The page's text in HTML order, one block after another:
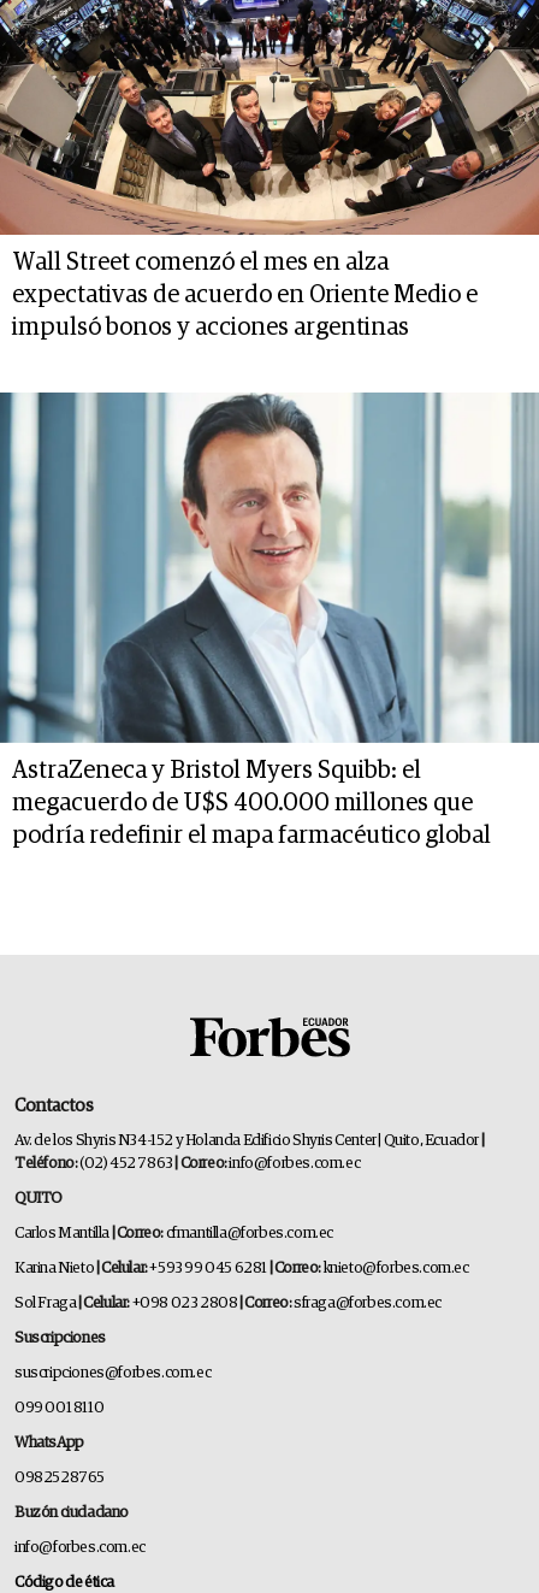
Wall Street comenzó el mes en alza
expectativas de acuerdo en Oriente Medio e
impulsó bonos y acciones argentinas
AstraZeneca y Bristol Myers Squibb: el
megacuerdo de U$S 400.000 millones que
podría redefinir el mapa farmacéutico global
Contactos
Av. de los Shyris N34-152 y Holanda Edificio Shyris Center | Quito, Ecuador
Teléfono:(02) 452 7863 | Correo:info@forbes.com.ec
QUITO
Carlos Mantilla | Correo:cfmantilla@forbes.com.ec
Karina Nieto | Celular:+593 99 045 6281 | Correo:knieto@forbes.com.ec
Sol Fraga| Celular:+098 023 2808 | Correo:sfraga@forbes.com.ec
Suscripciones
suscripciones@forbes.com.ec
099 001 8110
WhatsApp
0982528765
Buzón ciudadano
info@forbes.com.ec
Código de ética